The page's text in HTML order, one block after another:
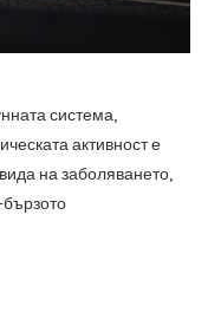
система,
активност е
на заболяването,